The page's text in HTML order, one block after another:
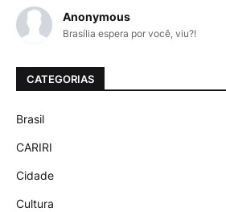
Anonymous
Brasília espera por você, viu?!
CATEGORIAS
Brasil
CARIRI
Cidade
Cultura